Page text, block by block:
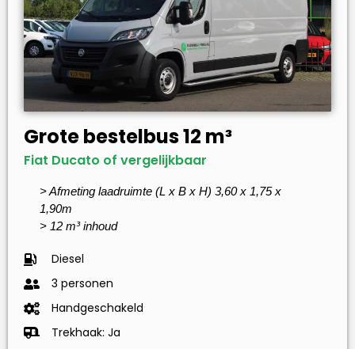
Grote bestelbus 12 m³
Fiat Ducato of vergelijkbaar
> Afmeting laadruimte (L x B x H) 3,60 x 1,75 x
1,90m
> 12 m³ inhoud
Diesel
3 personen
Handgeschakeld
Trekhaak: Ja